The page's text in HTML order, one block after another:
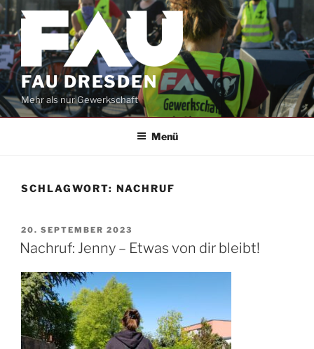
Zum
Inhalt
springen
FAU DRESDEN
Mehr als nur Gewerkschaft
Menü
SCHLAGWORT: NACHRUF
VERÖFFENTLICHT
AM
20. SEPTEMBER 2023
Nachruf: Jenny – Etwas von dir bleibt!